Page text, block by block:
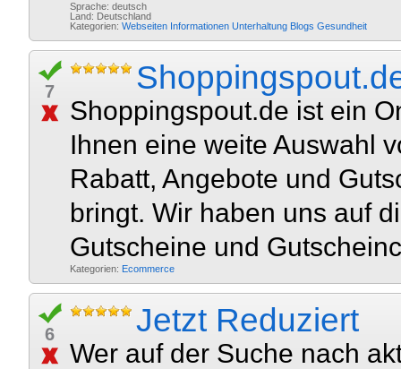
Sprache: deutsch
Land: Deutschland
Kategorien: Webseiten Informationen Unterhaltung Blogs Gesundheit
7
Shoppingspout.de ist ein
Ihnen eine weite Auswahl
Rabatt, Angebote und
bringt. Wir haben uns auf
Gutscheine und
Kategorien: Ecommerce
6 Jetzt Reduziert
Wer auf der Suche nach